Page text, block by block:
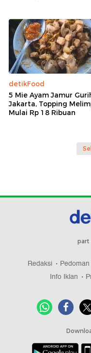
detikFood
5 Mie Ayam Jamur
Jakarta, Topping
Mulai Rp 18 Ribuan
Redaksi
Info Iklan